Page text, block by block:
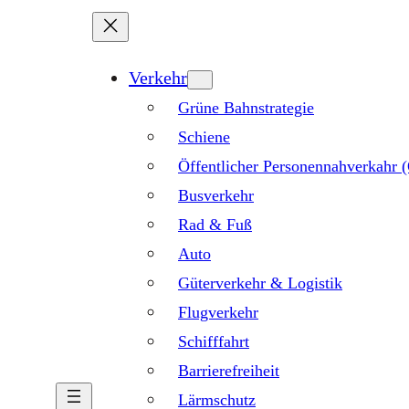
Verkehr
Grüne Bahnstrategie
Schiene
Öffentlicher Personennahverkahr
Busverkehr
Rad & Fuß
Auto
Güterverkehr & Logistik
Flugverkehr
Schifffahrt
Barrierefreiheit
Lärmschutz